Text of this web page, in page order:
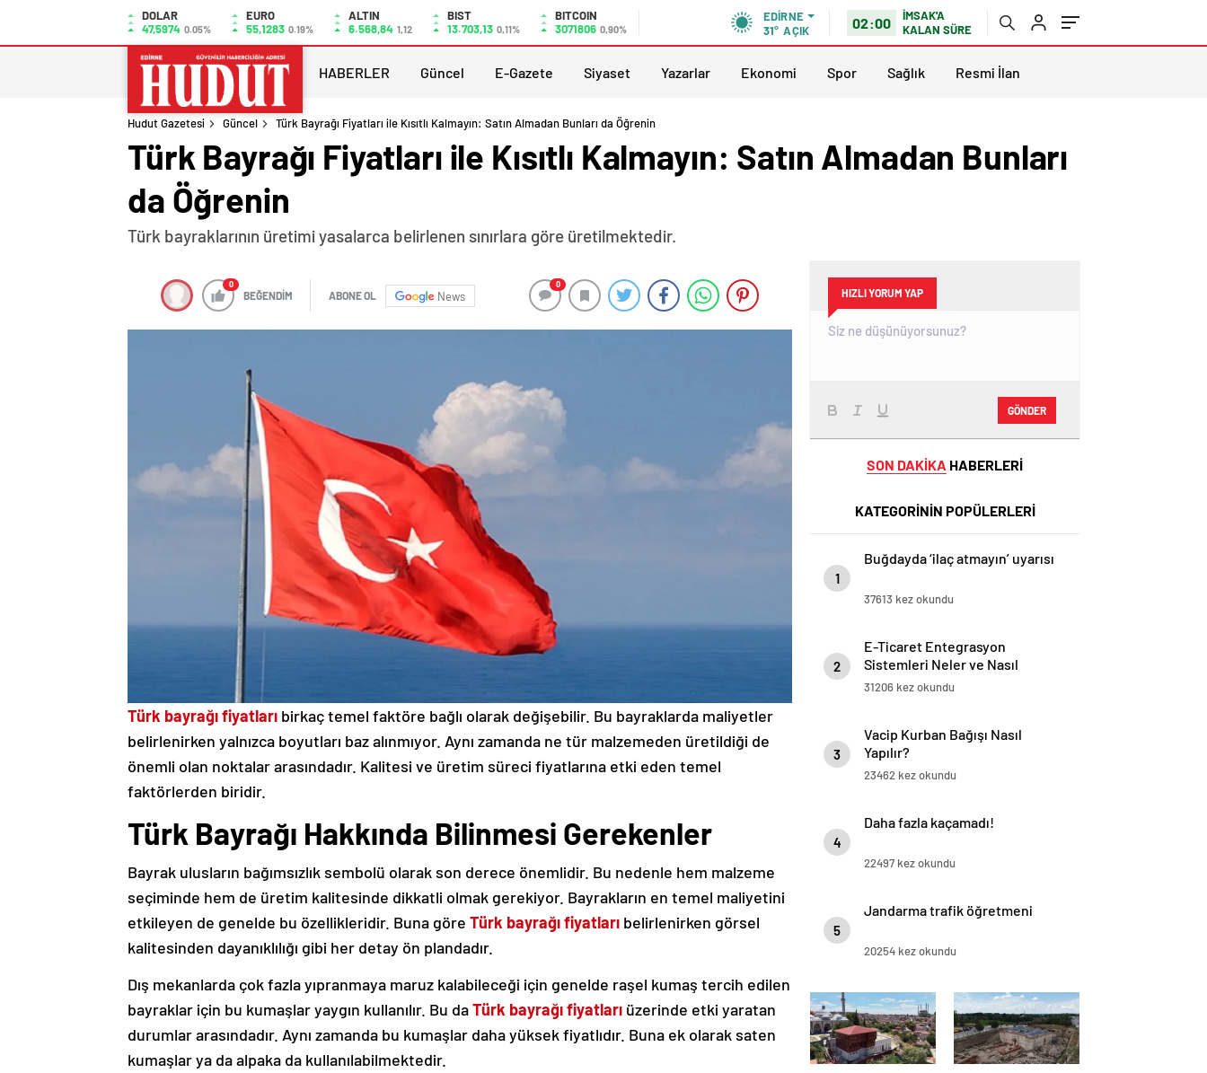
DOLAR
47,5974 0.05%
EURO
55,1283 0.19%
ALTIN
6.568,84 1,12
BIST
13.703,13 0,11%
BITCOIN
3071806 0,90%
EDIRNE
31° AÇIK 02:00
İMSAK'A
KALAN SÜRE
HABERLER Güncel E-Gazete Siyaset Yazarlar Ekonomi Spor Sağlık Resmi İlan
Hudut Gazetesi Güncel Türk Bayrağı Fiyatları ile Kısıtlı Kalmayın: Satın Almadan Bunları da Öğrenin
Türk Bayrağı Fiyatları ile Kısıtlı Kalmayın: Satın Almadan Bunları
da Öğrenin
Türk bayraklarının üretimi yasalarca belirlenen sınırlara göre üretilmektedir.
0
BEĞENDİM ABONE OL News
0
Türk bayrağı fiyatları birkaç temel faktöre bağlı olarak değişebilir. Bu bayraklarda maliyetler
belirlenirken yalnızca boyutları baz alınmıyor. Aynı zamanda ne tür malzemeden üretildiği de
önemli olan noktalar arasındadır. Kalitesi ve üretim süreci fiyatlarına etki eden temel
faktörlerden biridir.
Türk Bayrağı Hakkında Bilinmesi Gerekenler
Bayrak ulusların bağımsızlık sembolü olarak son derece önemlidir. Bu nedenle hem malzeme
seçiminde hem de üretim kalitesinde dikkatli olmak gerekiyor. Bayrakların en temel maliyetini
etkileyen de genelde bu özellikleridir. Buna göre Türk bayrağı fiyatları belirlenirken görsel
kalitesinden dayanıklılığı gibi her detay ön plandadır.
Dış mekanlarda çok fazla yıpranmaya maruz kalabileceği için genelde raşel kumaş tercih edilen
bayraklar için bu kumaşlar yaygın kullanılır. Bu daTürk bayrağı fiyatları üzerinde etki yaratan
durumlar arasındadır. Aynı zamanda bu kumaşlar daha yüksek fiyatlıdır. Buna ek olarak saten
kumaşlar ya da alpaka da kullanılabilmektedir.
HIZLI YORUM YAP
GÖNDER
SON DAKİKA HABERLERİ
KATEGORİNİN POPÜLERLERİ
1
Buğdayda ‘ilaç atmayın’ uyarısı
37613 kez okundu
2
E-Ticaret Entegrasyon
Sistemleri Neler ve Nasıl
Yapılır?
31206 kez okundu
3
Vacip Kurban Bağışı Nasıl
Yapılır?
23462 kez okundu
4
Daha fazla kaçamadı!
22497 kez okundu
5
Jandarma trafik öğretmeni
20254 kez okundu